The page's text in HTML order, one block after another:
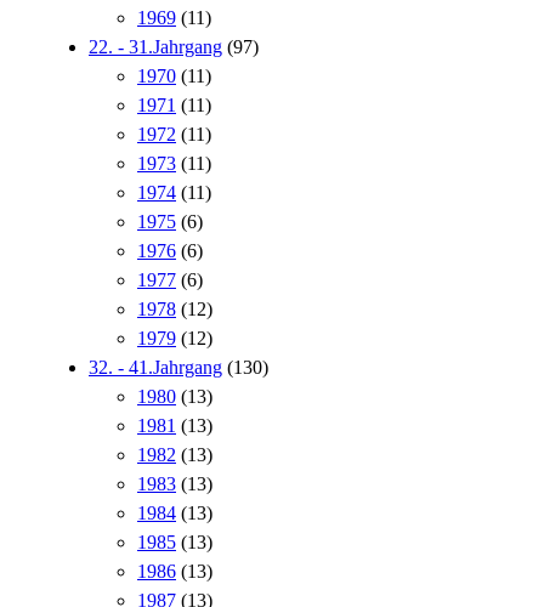
1969 (11)
22. - 31.Jahrgang (97)
1970 (11)
1971 (11)
1972 (11)
1973 (11)
1974 (11)
1975 (6)
1976 (6)
1977 (6)
1978 (12)
1979 (12)
32. - 41.Jahrgang (130)
1980 (13)
1981 (13)
1982 (13)
1983 (13)
1984 (13)
1985 (13)
1986 (13)
1987 (13)